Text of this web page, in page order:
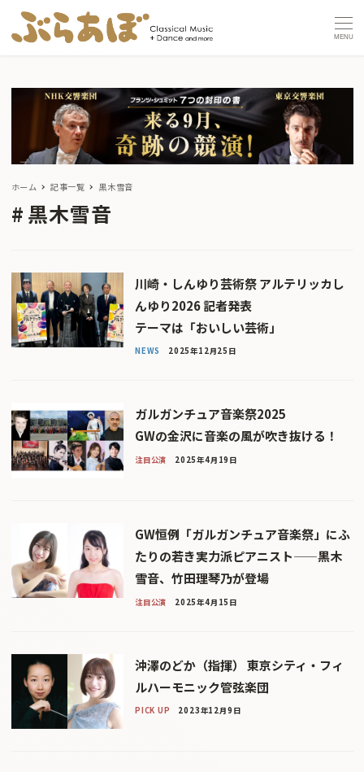
MENU
ホーム 記事一覧 黒木雪音
黒木雪音
川崎・しんゆり芸術祭 アルテリッカし
んゆり2026 記者発表
テーマは「おいしい芸術」
NEWS 2025年12月25日
​ガルガンチュア音楽祭2025
GWの金沢に音楽の風が吹き抜ける！
注目公演 2025年4月19日
GW恒例「ガルガンチュア音楽祭」にふ
たりの若き実力派ピアニスト——黒木
雪音、竹田理琴乃が登場
注目公演 2025年4月15日
沖澤のどか（指揮） 東京シティ・フィ
ルハーモニック管弦楽団
PICK UP 2023年12月9日